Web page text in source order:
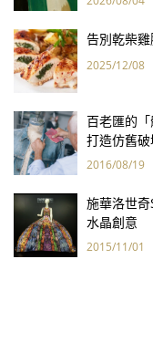
告別乾柴
2025/12/08
百老匯的
打造仿舊
2016/08/19
施華洛世
水晶創意
2015/11/01